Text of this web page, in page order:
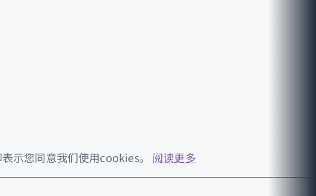
示您同意我们使用cookies。 阅读更多